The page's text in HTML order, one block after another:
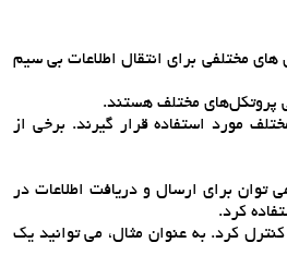
مختلفي براي انتقال اطلاعات بي سيم
پروتکل‌هاي مختلف هستند.
مورد استفاده قرار گيرند. برخي از
توان براي ارسال و دريافت اطلاعات در
کرد. به عنوان مثال، مي توانيد يک